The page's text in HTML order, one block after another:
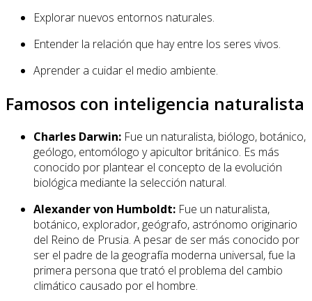
Explorar nuevos entornos naturales.
Entender la relación que hay entre los seres vivos.
Aprender a cuidar el medio ambiente.
Famosos con inteligencia naturalista
Charles Darwin: Fue un naturalista, biólogo, botánico,
geólogo, entomólogo y apicultor británico. Es más
conocido por plantear el concepto de la evolución
biológica mediante la selección natural.
Alexander von Humboldt: Fue un naturalista,
botánico, explorador, geógrafo, astrónomo originario
del Reino de Prusia. A pesar de ser más conocido por
ser el padre de la geografía moderna universal, fue la
primera persona que trató el problema del cambio
climático causado por el hombre.